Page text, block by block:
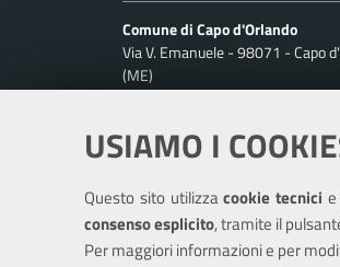
USIAMO I
Questo sito utilizzacookie tecnici
consenso esplicito, tramite il
Per maggiori informazioni e per
Comune di Capo d'Orlando
Via V. Emanuele - 98071 - Capo
(ME)
Ufficio Relazioni con il Pubblico
Centralino unico: +390941915111